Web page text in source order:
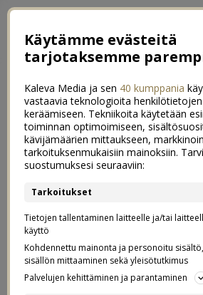
Kummitädin
Pakko aloittaa tämä teksti
että aika menee näin nopeasti”
nimittäin täyttää tänään jo KOLME
vauviksen tulevat kummitäti ja
Topias kävivät moikkaamassa
Käytämme evästeitä
tarjotaksemme
Kaleva Media ja sen 40 kumppania
vastaavia teknologioita
keräämiseen. Tekniikoita käytetään
toiminnan optimoimiseen,
kävijämäärien mittaukseen,
tarkoituksenmukaisiin mainoksiin.
suostumuksesi seuraaviin:
Tarkoitukset
Tietojen tallentaminen laitteelle ja/tai
käyttö
Kohdennettu mainonta ja personoitu
sisällön mittaaminen sekä yleisötutkimus
Palvelujen kehittäminen ja parantaminen